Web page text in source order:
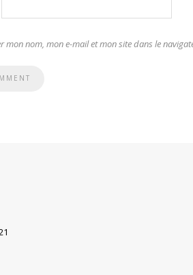
mon nom, mon e-mail et mon site dans le